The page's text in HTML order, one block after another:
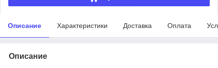
Описание Характеристики Доставка Оплата
Описание